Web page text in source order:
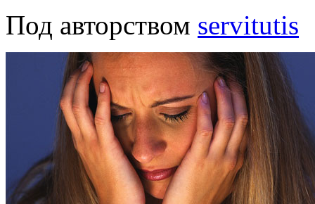
Под авторством servitutis